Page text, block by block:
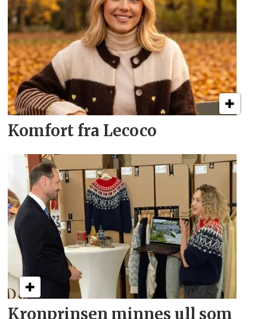
Komfort fra Lecoco
Kronprinsen minnes ull som